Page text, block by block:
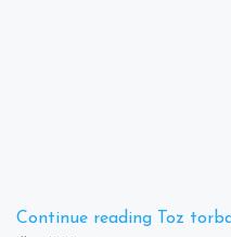
Continue reading“Vestel
Toz